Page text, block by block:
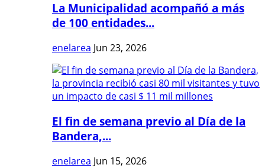
La Municipalidad acompañó a más
de 100 entidades...
enelarea Jun 23, 2026
El fin de semana previo al Día de la
Bandera,...
enelarea Jun 15, 2026